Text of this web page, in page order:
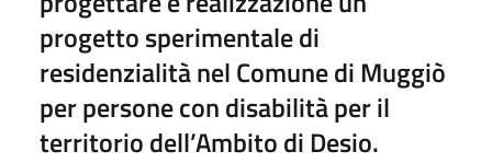
progetto sperimentale di
residenzialità nel Comune di Muggiò
per persone con disabilità per il
territorio dell’Ambito di Desio.